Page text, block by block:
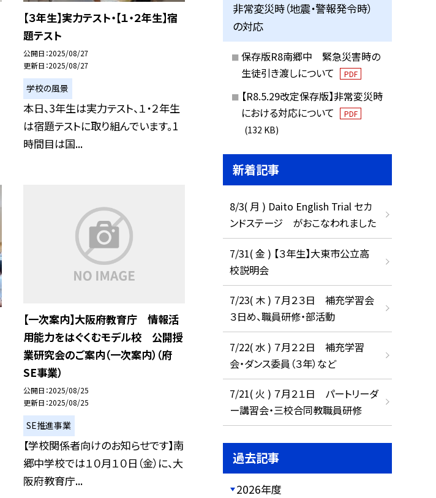
【３年生】実力テスト・【１・２年生】宿
題テスト
公開日 2025/08/27
更新日 2025/08/27
学校の風景
本日、3年生は実力テスト、１・２年生
は宿題テストに取り組んでいます。1
時間目は国...
【一次案内】大阪府教育庁 情報活
用能力をはぐくむモデル校 公開授
業研究会のご案内（一次案内）（府
SE事業）
公開日 2025/08/25
更新日 2025/08/25
SE推進事業
【学校関係者向けのお知らせです】南
郷中学校では１０月１０日（金）に、大
阪府教育庁...
非常変災時（地震・警報発令時）
の対応
保存版R8南郷中 緊急災害時の
生徒引き渡しについて
PDF
【R8.5.29改定保存版】非常変災時
における対応について
PDF
(132 KB)
新着記事
8/3( 月 ) Daito English Trial セカ
ンドステージ がおこなわれました
7/31( 金 ) 【３年生】大東市公立高
校説明会
7/23( 木 ) ７月２３日 補充学習会
３日め、職員研修・部活動
7/22( 水 ) ７月２２日 補充学習
会・ダンス委員（３年）など
7/21( 火 ) ７月２１日 パートリーダ
ー講習会・三校合同教職員研修
過去記事
2026年度